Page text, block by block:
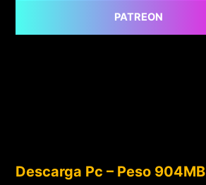
PATREON
Descarga Pc – Peso 904MB